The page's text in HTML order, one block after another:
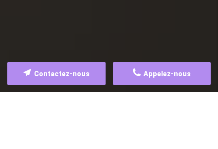
Appelez-nous
Contactez-nous